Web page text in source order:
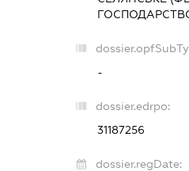
-
dossier.edrpo:
31187256
dossier.regDate: